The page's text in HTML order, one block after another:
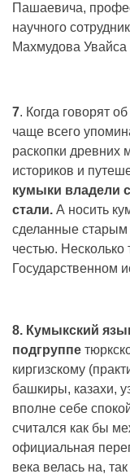
Пашаевича,
научного
Махмудова Увайса
7. Когда говорят
чаще всего
раскопки древних
историков и
кумыки владели
стали. А носить
сделанные старым
честью. Несколько
Государственном
8. Кумыкский
подгруппе
киргизскому
башкиры, казахи,
вполне себе
считался как бы
официальная
века велась на,